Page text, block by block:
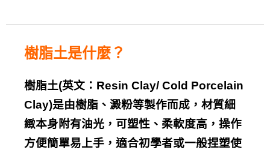
樹脂土是什麼？
樹脂土(英文： Resin Clay/ Cold Porcelain
Clay)是由樹脂、澱粉等製作而成，材質細
緻本身附有油光，可塑性、柔軟度高，操作
方便簡單易上手，適合初學者或一般捏塑使